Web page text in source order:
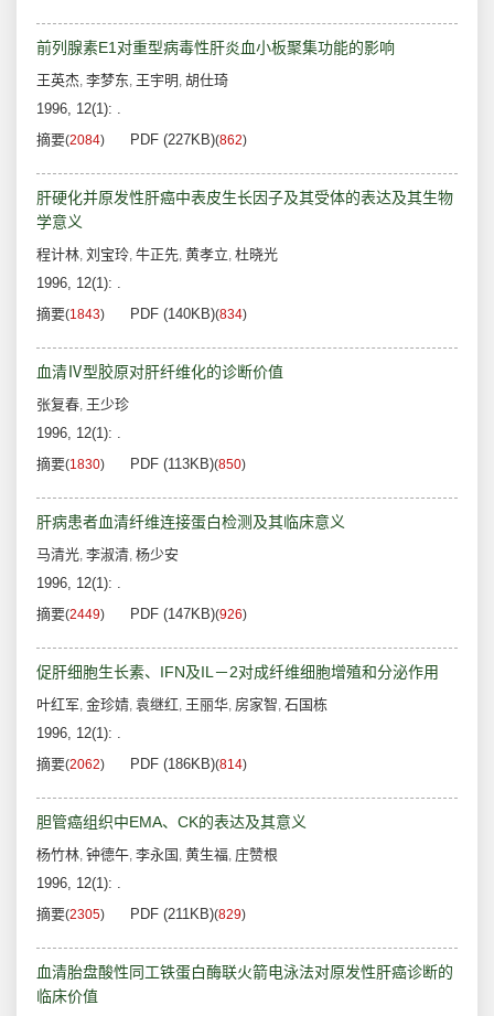
前列腺素E1对重型病毒性肝炎血小板聚集功能的影响
王英杰, 李梦东, 王宇明 , 胡仕琦
1996, 12(1): .
摘要(2084) PDF (227KB)(862)
肝硬化并原发性肝癌中表皮生长因子及其受体的表达及其生物
学意义
程计林, 刘宝玲, 牛正先, 黄孝立, 杜晓光
1996, 12(1): .
摘要(1843) PDF (140KB)(834)
血清Ⅳ型胶原对肝纤维化的诊断价值
张复春, 王少珍
1996, 12(1): .
摘要(1830) PDF (113KB)(850)
肝病患者血清纤维连接蛋白检测及其临床意义
马清光, 李淑清, 杨少安
1996, 12(1): .
摘要(2449) PDF (147KB)(926)
促肝细胞生长素、IFN及IL－2对成纤维细胞增殖和分泌作用
叶红军, 金珍婧, 袁继红, 王丽华, 房家智, 石国栋
1996, 12(1): .
摘要(2062) PDF (186KB)(814)
胆管癌组织中EMA、CK的表达及其意义
杨竹林, 钟德午, 李永国 , 黄生福, 庄赞根
1996, 12(1): .
摘要(2305) PDF (211KB)(829)
血清胎盘酸性同工铁蛋白酶联火箭电泳法对原发性肝癌诊断的
临床价值